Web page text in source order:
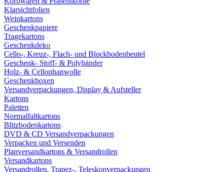
Klarsichtfolien
Weinkartons
Geschenkpapiere
Tragekartons
Geschenkdeko
Cello-, Kreuz-, Flach- und Blockbodenbeutel
Geschenk- Stoff- & Polybänder
Holz- & Cellophanwolle
Geschenkboxen
Versandverpackungen, Display & Aufsteller
Kartons
Paletten
Normalfaltkartons
Blitzbodenkartons
DVD & CD Versandverpackungen
Verpacken und Versenden
Planversandkartons & Versandrollen
Versandkartons
Versandrollen, Trapez-, Teleskopverpackungen